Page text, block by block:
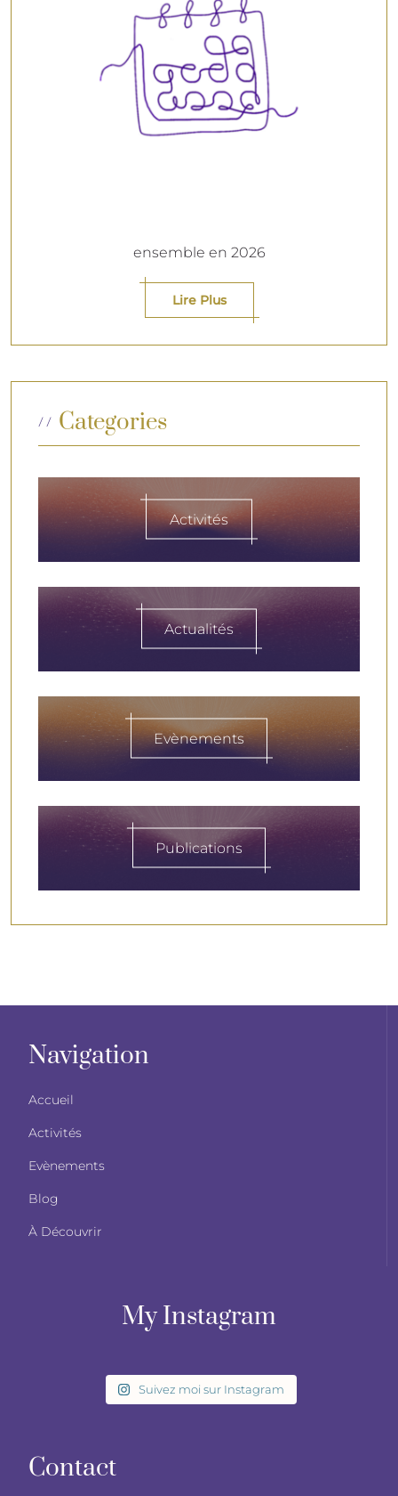
ensemble en 2026
Lire Plus
Categories
Activités
Actualités
Evènements
Publications
Navigation
Accueil
Activités
Evènements
Blog
À Découvrir
My Instagram
Suivez moi sur Instagram
Contact